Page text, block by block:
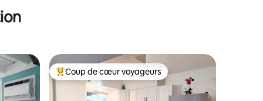
appréciés Coups de cœur voyageurs les plus appréciés
Coup de cœur voyageurs